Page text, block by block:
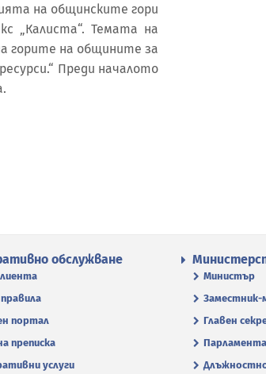
на общинските гори
„Калиста“. Темата на
горите на общините за
Преди началото
обслужване
портал
преписка
услуги
Министър
Заместник-
Главен